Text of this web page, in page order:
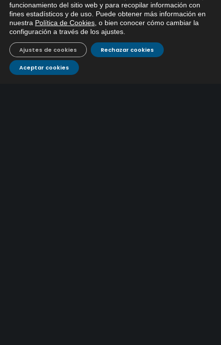
Caracterización ZA Córdoba Red Quemadas- 1ª Sem
2026
9 julio, 2026
Caracterización ZA Córdoba Red Carrera Caballo-1º
Sem 2026
9 julio, 2026
funcionamiento del sitio web y para recopilar información con
fines estadísticos y de uso. Puede obtener más información en
nuestra Política de Cookies , o bien conocer cómo cambiar la
configuración a través de los ajustes
Aceptar cookies
Rechazar cookies
Ajustes de cookies
Si tiene cualquier duda sobre
EMACSA, haga click abajo.